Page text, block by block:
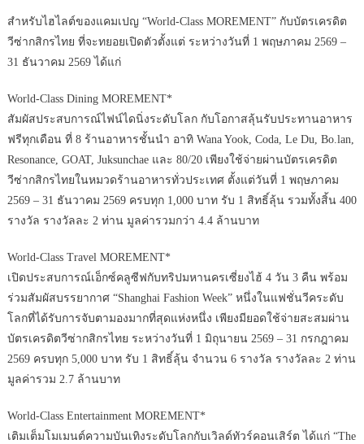
สำหรับไฮไลต์ของแคมเปญ “World-Class MOREMENT” กับบัตรเครดิต
วีซ่ากสิกรไทย ที่จะทยอยเปิดตัวตั้งแต่ ระหว่างวันที่ 1 พฤษภาคม 2569 –
31 ธันวาคม 2569 ได้แก่
World-Class Dining MOREMENT*
สัมผัสประสบการณ์ไฟน์ไดนิ่งระดับโลก กับโอกาสลุ้นรับประทานอาหาร
ฟรีทุกเดือน ที่ 8 ร้านอาหารชั้นนำ อาทิ Wana Yook, Coda, Le Du, Bo.lan,
Resonance, GOAT, Juksunchae และ 80/20 เพียงใช้จ่ายผ่านบัตรเครดิต
วีซ่ากสิกรไทยในหมวดร้านอาหารทั่วประเทศ ตั้งแต่วันที่ 1 พฤษภาคม
2569 – 31 ธันวาคม 2569 ครบทุก 1,000 บาท รับ 1 สิทธิ์ลุ้น รวมทั้งสิ้น 400
รางวัล รางวัลละ 2 ท่าน มูลค่ารวมกว่า 4.4 ล้านบาท
World-Class Travel MOREMENT*
เปิดประสบการณ์เอ็กซ์คลูซีฟกับทริปมหานครเซี่ยงไฮ้ 4 วัน 3 คืน พร้อม
ร่วมสัมผัสบรรยากาศ “Shanghai Fashion Week” หนึ่งในแฟชั่นวีคระดับ
โลกที่ได้รับการจับตามองมากที่สุดแห่งหนึ่ง เพียงมียอดใช้จ่ายสะสมผ่าน
บัตรเครดิตวีซ่ากสิกรไทย ระหว่างวันที่ 1 มิถุนายน 2569 – 31 กรกฎาคม
2569 ครบทุก 5,000 บาท รับ 1 สิทธิ์ลุ้น จำนวน 6 รางวัล รางวัลละ 2 ท่าน
มูลค่ารวม 2.7 ล้านบาท
World-Class Entertainment MOREMENT*
เติมเต็มโมเมนต์ความบันเทิงระดับโลกกับเวิลด์ทัวร์คอนเสิร์ต ได้แก่ “The